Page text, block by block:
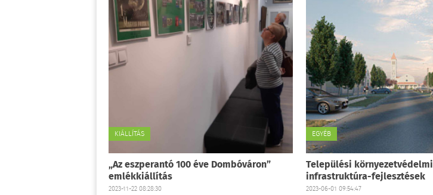
„Az eszperantó 100 éve Dombóváron”
emlékkiállítás
2023-11-22 08:28:30
KIÁLLÍTÁS
Települési környezetvédelmi
infrastruktúra-fejlesztések
2023-06-01 09:54:47
EGYÉB